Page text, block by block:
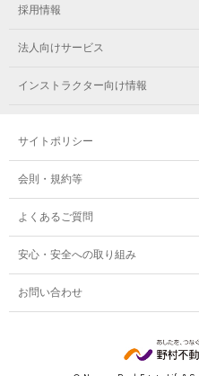
メガロス鷺沼
メガロスルフレ鷺沼
メガロス相模大野
メガロス大和
採用情報
法人向けサービス
インストラクター向け情報
サイトポリシー
会則・規約等
よくあるご質問
安心・安全への取り組み
お問い合わせ